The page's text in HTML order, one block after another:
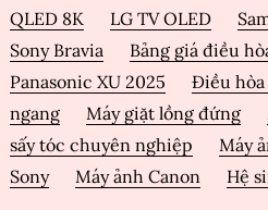
QLED 8K
LG TV OLED
Sony Bravia
Bảng giá điều
Panasonic XU 2025
Điều
ngang
Máy giặt lồng đứng
sấy tóc chuyên nghiệp
Máy
Sony
Máy ảnh Canon Hệ